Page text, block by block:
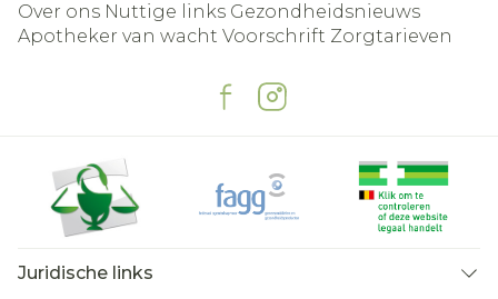
Over ons Nuttige links Gezondheidsnieuws
Apotheker van wacht Voorschrift Zorgtarieven
Juridische links